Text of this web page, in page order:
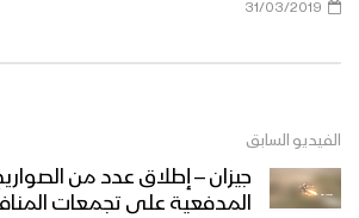
31/03/2019
الفيديو السابق
المدفعية على تجمعات